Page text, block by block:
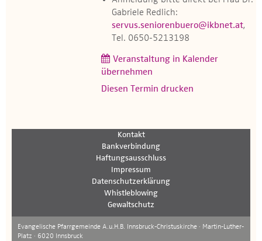
Gabriele Redlich:
servus.seniorenbuero@ikbnet.at,
Tel. 0650-5213198
Veranstaltung in Kalender
übernehmen
Diesen Termin drucken
Kontakt
Bankverbindung
Haftungsausschluss
Impressum
Datenschutzerklärung
Whistleblowing
Gewaltschutz
Evangelische Pfarrgemeinde A.u.H.B. Innsbruck-Christuskirche · Martin-Luther-
Platz · 6020 Innsbruck